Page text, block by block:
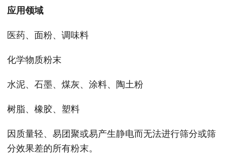
应用领域
医药、面粉、调味料
化学物质粉末
水泥、石墨、煤灰、涂料、陶土粉
树脂、橡胶、塑料
因质量轻、易团聚或易产生静电而无法进行筛分或筛
分效果差的所有粉末。